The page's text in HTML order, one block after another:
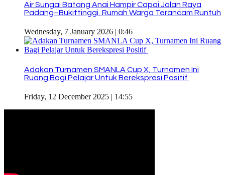
Air Sungai Batang Anai Hampir Capai Jalan Raya
Padang–Bukittinggi, Rumah Warga Terancam Runtuh
Wednesday, 7 January 2026 | 0:46
Adakan Turnamen SMANLA Cup X, Turnamen Ini
Ruang Bagi Pelajar Untuk Berekspresi Positif
Friday, 12 December 2025 | 14:55